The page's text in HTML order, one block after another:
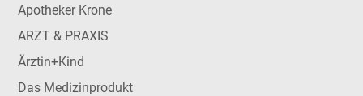
Apotheker Krone
ARZT & PRAXIS
Ärztin+Kind
Das Medizinprodukt